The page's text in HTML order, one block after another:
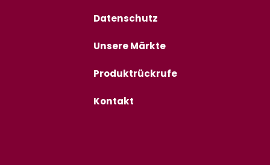
Datenschutz
Unsere Märkte
Produktrückrufe
Kontakt